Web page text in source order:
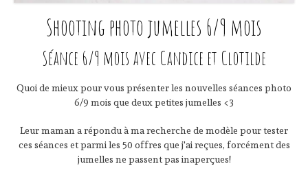
Shooting photo jumelles 6/9 mois
Séance 6/9 mois avec Candice et Clotilde
Quoi de mieux pour vous présenter les nouvelles séances photo
6/9 mois que deux petites jumelles <3
Leur maman a répondu à ma recherche de modèle pour tester
ces séances et parmi les 50 offres que j'ai reçues, forcément des
jumelles ne passent pas inaperçues!